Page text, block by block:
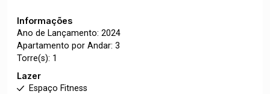
Informações
Ano de Lançamento: 2024
Apartamento por Andar: 3
Torre(s): 1
Lazer
Espaço Fitness